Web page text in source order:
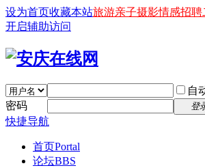
设为首页收藏本站旅游亲子摄影情感招聘
开启辅助访问
自
密码
登
快捷导航
首页Portal
论坛BBS